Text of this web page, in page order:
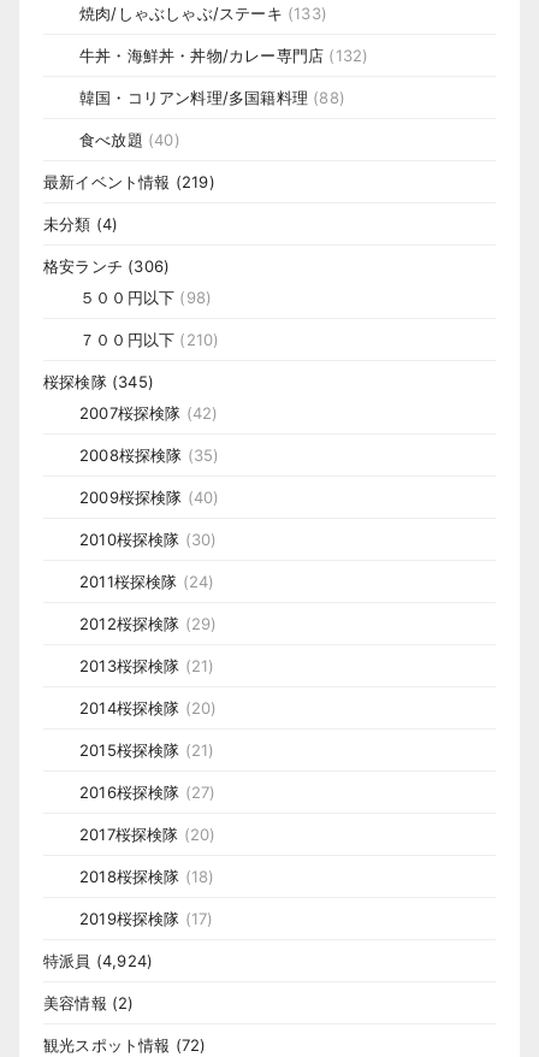
焼肉/しゃぶしゃぶ/ステーキ (133)
牛丼・海鮮丼・丼物/カレー専門店 (132)
韓国・コリアン料理/多国籍料理 (88)
食べ放題 (40)
最新イベント情報 (219)
未分類 (4)
格安ランチ (306)
５００円以下 (98)
７００円以下 (210)
桜探検隊(345)
2007桜探検隊 (42)
2008桜探検隊 (35)
2009桜探検隊 (40)
2010桜探検隊 (30)
2011桜探検隊 (24)
2012桜探検隊 (29)
2013桜探検隊 (21)
2014桜探検隊 (20)
2015桜探検隊 (21)
2016桜探検隊 (27)
2017桜探検隊 (20)
2018桜探検隊 (18)
2019桜探検隊 (17)
特派員 (4,924)
美容情報 (2)
観光スポット情報 (72)